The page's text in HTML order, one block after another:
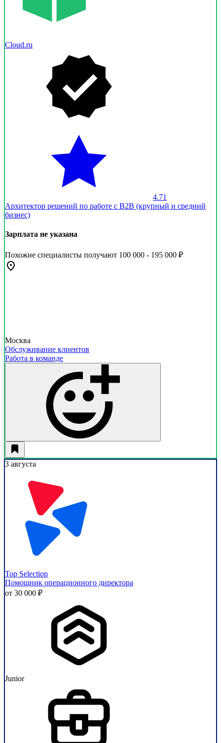
Cloud.ru
4.71
Архитектор решений по работе с В2В (крупный и средний
бизнес)
Зарплата не указана
Похожие специалисты получают 100 000 - 195 000 ₽
Москва
Обслуживание клиентов
Работа в команде
3 августа
Top Selection
Помощник операционного директора
от 30 000 ₽
Junior